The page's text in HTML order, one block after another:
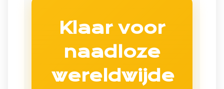
Klaar voor
naadloze
wereldwijde